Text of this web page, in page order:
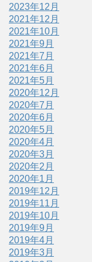
2023年12月
2021年12月
2021年10月
2021年9月
2021年7月
2021年6月
2021年5月
2020年12月
2020年7月
2020年6月
2020年5月
2020年4月
2020年3月
2020年2月
2020年1月
2019年12月
2019年11月
2019年10月
2019年9月
2019年4月
2019年3月